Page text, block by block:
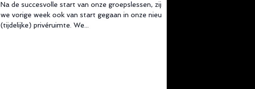
Na de succesvolle start van onze groepslessen, zijn
we vorige week ook van start gegaan in onze nieuwe
(tijdelijke) privéruimte. We...